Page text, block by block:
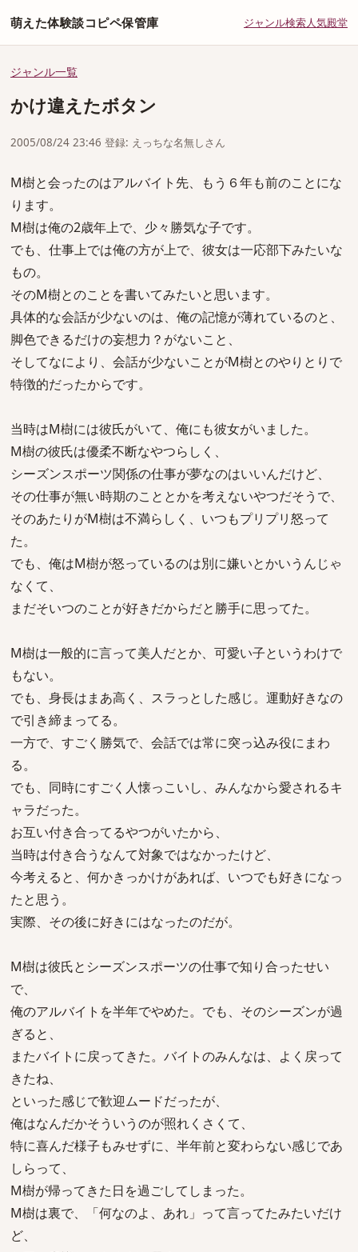
萌えた体験談コピペ保管庫 ジャンル検索人気殿堂
ジャンル一覧
かけ違えたボタン
2005/08/24 23:46 登録: えっちな名無しさん
M樹と会ったのはアルバイト先、もう６年も前のことにな
ります。
M樹は俺の2歳年上で、少々勝気な子です。
でも、仕事上では俺の方が上で、彼女は一応部下みたいな
もの。
そのM樹とのことを書いてみたいと思います。
具体的な会話が少ないのは、俺の記憶が薄れているのと、
脚色できるだけの妄想力？がないこと、
そしてなにより、会話が少ないことがM樹とのやりとりで
特徴的だったからです。
当時はM樹には彼氏がいて、俺にも彼女がいました。
M樹の彼氏は優柔不断なやつらしく、
シーズンスポーツ関係の仕事が夢なのはいいんだけど、
その仕事が無い時期のこととかを考えないやつだそうで、
そのあたりがM樹は不満らしく、いつもプリプリ怒って
た。
でも、俺はM樹が怒っているのは別に嫌いとかいうんじゃ
なくて、
まだそいつのことが好きだからだと勝手に思ってた。
M樹は一般的に言って美人だとか、可愛い子というわけで
もない。
でも、身長はまあ高く、スラっとした感じ。運動好きなの
で引き締まってる。
一方で、すごく勝気で、会話では常に突っ込み役にまわ
る。
でも、同時にすごく人懐っこいし、みんなから愛されるキ
ャラだった。
お互い付き合ってるやつがいたから、
当時は付き合うなんて対象ではなかったけど、
今考えると、何かきっかけがあれば、いつでも好きになっ
たと思う。
実際、その後に好きにはなったのだが。
M樹は彼氏とシーズンスポーツの仕事で知り合ったせい
で、
俺のアルバイトを半年でやめた。でも、そのシーズンが過
ぎると、
またバイトに戻ってきた。バイトのみんなは、よく戻って
きたね、
といった感じで歓迎ムードだったが、
俺はなんだかそういうのが照れくさくて、
特に喜んだ様子もみせずに、半年前と変わらない感じであ
しらって、
M樹が帰ってきた日を過ごしてしまった。
M樹は裏で、「何なのよ、あれ」って言ってたみたいだけ
ど、